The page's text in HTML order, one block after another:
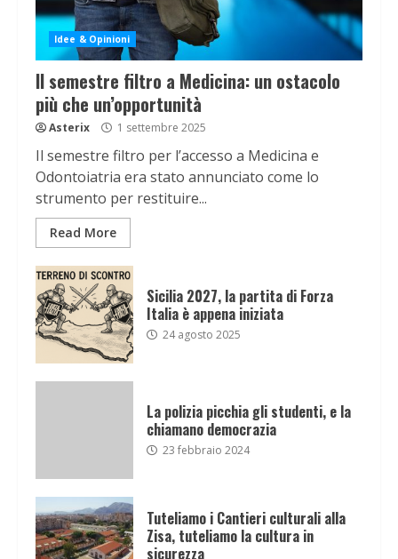
Idee & Opinioni
Il semestre filtro a Medicina: un ostacolo
più che un’opportunità
Asterix 1 settembre 2025
Il semestre filtro per l’accesso a Medicina e
Odontoiatria era stato annunciato come lo
strumento per restituire...
Read More
Sicilia 2027, la partita di Forza
Italia è appena iniziata
24 agosto 2025
La polizia picchia gli studenti, e la
chiamano democrazia
23 febbraio 2024
Tuteliamo i Cantieri culturali alla
Zisa, tuteliamo la cultura in
sicurezza